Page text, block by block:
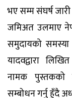
भए सम्म संघर्ष
जमिअत उलमाए
समुदायको समस्या
यादवद्वारा
नामक पुस्तकको
सम्बोधन गर्नु हुँदै